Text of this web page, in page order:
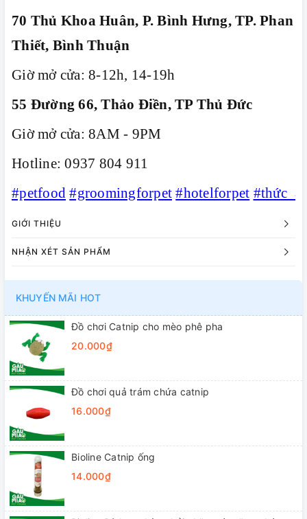
70 Thủ Khoa Huân, P. Bình Hưng, TP. Phan
Thiết, Bình Thuận
Giờ mở cửa: 8-12h, 14-19h
55 Đường 66, Thảo Điền, TP Thủ Đức
Giờ mở cửa: 8AM - 9PM
Hotline: 0937 804 911
#petfood #groomingforpet #hotelforpet
GIỚI THIỆU
NHẬN XÉT SẢN PHẨM
KHUYẾN MÃI HOT
Đồ chơi Catnip cho mèo phê pha
20.000₫
Đồ chơi quả trám chứa catnip
16.000₫
Bioline Catnip ống
14.000₫